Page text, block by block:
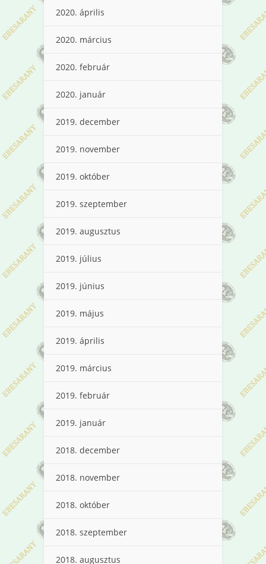
2020. április
2020. március
2020. február
2020. január
2019. december
2019. november
2019. október
2019. szeptember
2019. augusztus
2019. július
2019. június
2019. május
2019. április
2019. március
2019. február
2019. január
2018. december
2018. november
2018. október
2018. szeptember
2018. augusztus